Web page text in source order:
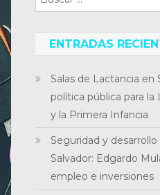
ENTRADAS
Salas de Lactancia en
política pública para
y la Primera Infancia
Seguridad y
Salvador: Edgardo
empleo e inversiones